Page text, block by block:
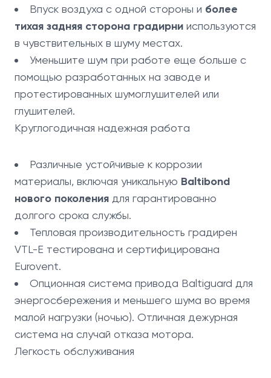
Впуск воздуха с одной стороны и более
тихая задняя сторона градирни используются
в чувствительных в шуму местах.
Уменьшите шум при работе еще больше с
помощью разработанных на заводе и
протестированных шумоглушителей или
глушителей.
Круглогодичная надежная работа
Различные устойчивые к коррозии
материалы, включая уникальную Baltibond
нового поколения для гарантированно
долгого срока службы.
Тепловая производительность градирен
VTL-E тестирована и сертифицирована
Eurovent.
Опционная система привода Baltiguard для
энергосбережения и меньшего шума во время
малой нагрузки (ночью). Отличная дежурная
система на случай отказа мотора.
Легкость обслуживания